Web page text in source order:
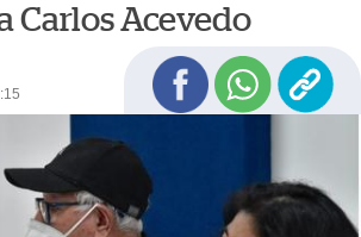
Carlos Acevedo